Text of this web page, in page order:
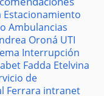
Estacionamiento
Ambulancias
Oroná UTI
Interrupción
Fadda Etelvina
de
Ferrara intranet